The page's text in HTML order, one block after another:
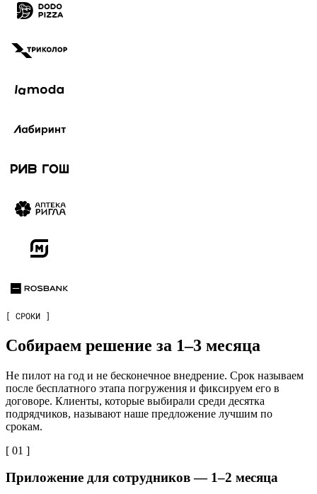
[ СРОКИ ]
Собираем решение за 1–3 месяца
Не пилот на год и не бесконечное внедрение. Срок называем
после бесплатного этапа погружения и фиксируем его в
договоре. Клиенты, которые выбирали среди десятка
подрядчиков, называют наше предложение лучшим по
срокам.
[ 01 ]
Приложение для сотрудников — 1–2 месяца